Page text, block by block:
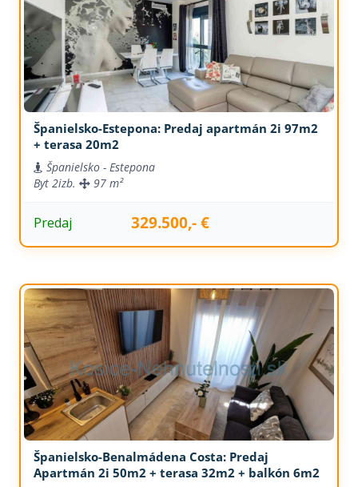
Španielsko-Estepona: Predaj apartmán 2i 97m2
+ terasa 20m2
Španielsko - Estepona
Byt 2izb. 97 m²
Predaj 329.500,- €
Španielsko-Benalmádena Costa: Predaj
Apartmán 2i 50m2 + terasa 32m2 + balkón 6m2